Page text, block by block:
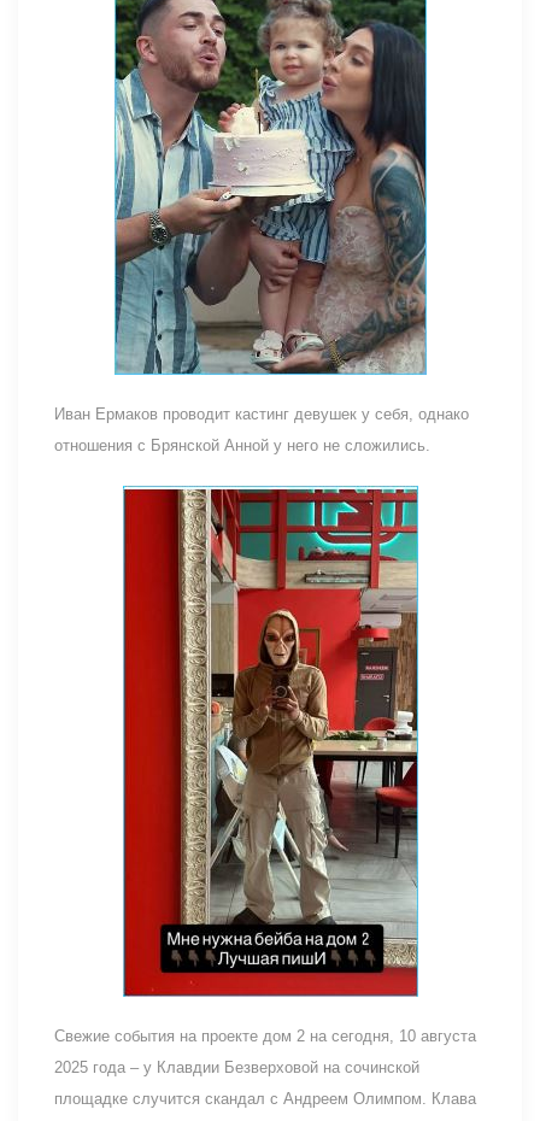
Иван Ермаков проводит кастинг девушек у себя, однако
отношения с Брянской Анной у него не сложились.
Свежие события на проекте дом 2 на сегодня, 10 августа
2025 года – у Клавдии Безверховой на сочинской
площадке случится скандал с Андреем Олимпом. Клава